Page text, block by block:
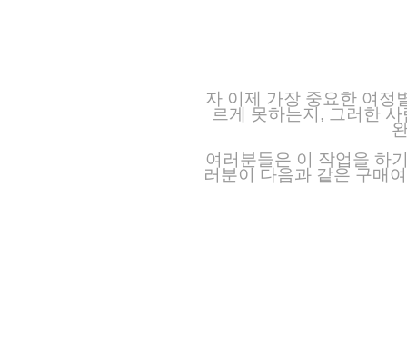
자 이제 가장 중요한 여정
르게 못하는지, 그러한
여러분들은 이 작업을 하
러분이 다음과 같은 구매